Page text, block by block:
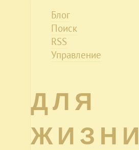
Блог
Поиск
RSS
Управление
ДЛЯ
ЖИЗНИ